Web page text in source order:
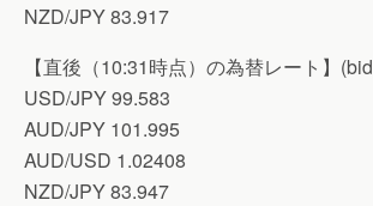
NZD/JPY 83.917
【直後（10:31時点）の為替レート】
USD/JPY 99.583
AUD/JPY 101.995
AUD/USD 1.02408
NZD/JPY 83.947